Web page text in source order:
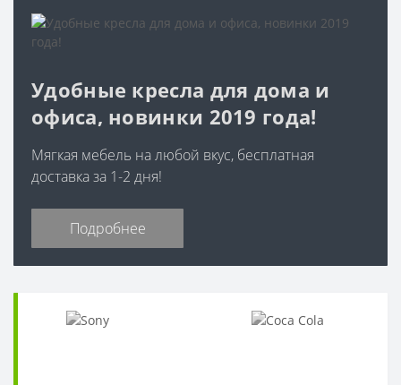
Удобные кресла для дома и
офиса, новинки 2019 года!
Мягкая мебель на любой вкус, бесплатная
доставка за 1-2 дня!
Подробнее